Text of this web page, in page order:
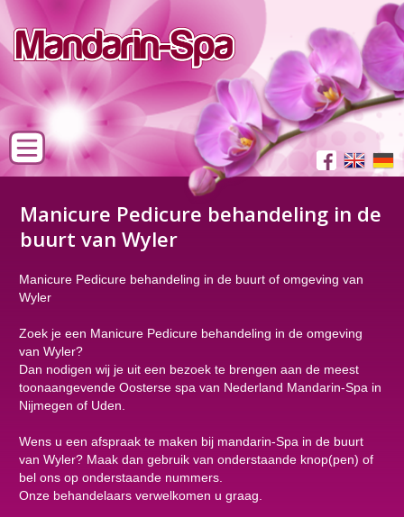
Manicure Pedicure behandeling in de
buurt van Wyler
Manicure Pedicure behandeling in de buurt of omgeving van
Wyler
Zoek je een Manicure Pedicure behandeling in de omgeving
van Wyler?
Dan nodigen wij je uit een bezoek te brengen aan de meest
toonaangevende Oosterse spa van Nederland Mandarin-Spa in
Nijmegen of Uden.
Wens u een afspraak te maken bij mandarin-Spa in de buurt
van Wyler? Maak dan gebruik van onderstaande knop(pen) of
bel ons op onderstaande nummers.
Onze behandelaars verwelkomen u graag.